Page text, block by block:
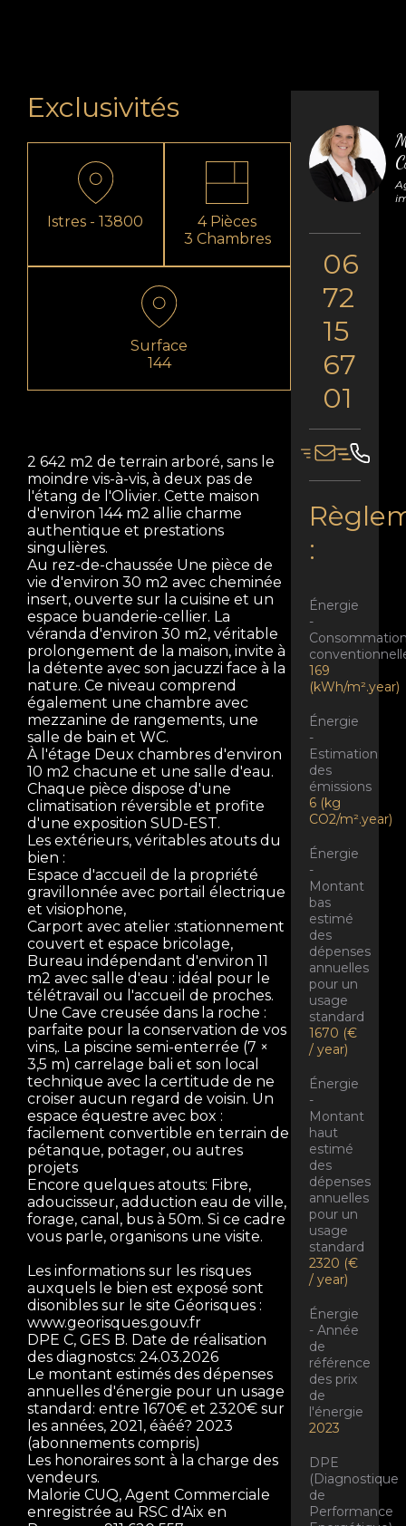
Exclusivités
Istres - 13800
4 Pièces
3 Chambres
Surface
144
2 642 m2 de terrain arboré, sans le
moindre vis-à-vis, à deux pas de
l'étang de l'Olivier. Cette maison
d'environ 144 m2 allie charme
authentique et prestations
singulières.
Au rez-de-chaussée Une pièce de
vie d'environ 30 m2 avec cheminée
insert, ouverte sur la cuisine et un
espace buanderie-cellier. La
véranda d'environ 30 m2, véritable
prolongement de la maison, invite à
la détente avec son jacuzzi face à la
nature. Ce niveau comprend
également une chambre avec
mezzanine de rangements, une
salle de bain et WC.
À l'étage Deux chambres d'environ
10 m2 chacune et une salle d'eau.
Chaque pièce dispose d'une
climatisation réversible et profite
d'une exposition SUD-EST.
Les extérieurs, véritables atouts du
bien :
Espace d'accueil de la propriété
gravillonnée avec portail électrique
et visiophone,
Carport avec atelier :stationnement
couvert et espace bricolage,
Bureau indépendant d'environ 11
m2 avec salle d'eau : idéal pour le
télétravail ou l'accueil de proches.
Une Cave creusée dans la roche :
parfaite pour la conservation de vos
vins,. La piscine semi-enterrée (7 ×
3,5 m) carrelage bali et son local
technique avec la certitude de ne
croiser aucun regard de voisin. Un
espace équestre avec box :
facilement convertible en terrain de
pétanque, potager, ou autres
projets
Encore quelques atouts: Fibre,
adoucisseur, adduction eau de ville,
forage, canal, bus à 50m. Si ce cadre
vous parle, organisons une visite.
Les informations sur les risques
auxquels le bien est exposé sont
disonibles sur le site Géorisques :
www.georisques.gouv.fr
DPE C, GES B. Date de réalisation
des diagnostcs: 24.03.2026
Le montant estimés des dépenses
annuelles d'énergie pour un usage
standard: entre 1670€ et 2320€ sur
les années, 2021, éàéé? 2023
(abonnements compris)
Les honoraires sont à la charge des
vendeurs.
Malorie CUQ, Agent Commerciale
enregistrée au RSC d'Aix en
06
72
15
67
01
:
Énergie
-
169
(kWh/m².year)
Énergie
-
Estimation
des
émissions
6 (kg
CO2/m².year)
Énergie
-
Montant
bas
estimé
des
dépenses
annuelles
pour un
usage
standard
1670 (€
/ year)
Énergie
-
Montant
haut
estimé
des
dépenses
annuelles
pour un
usage
standard
2320 (€
/ year)
Énergie
- Année
de
référence
des prix
de
l'énergie
2023
DPE
(Diagnostique
de
Performance